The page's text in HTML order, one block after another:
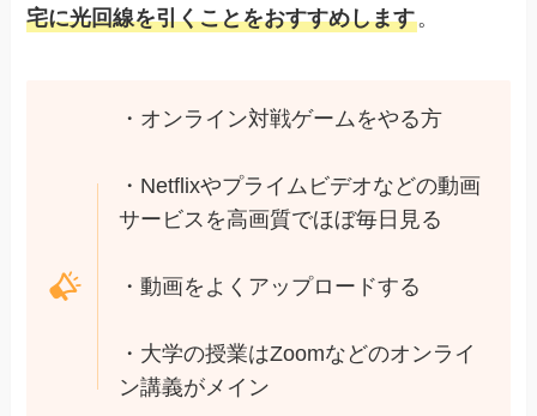
宅に光回線を引くことをおすすめします。
・オンライン対戦ゲームをやる方
・Netflixやプライムビデオなどの動画
サービスを高画質でほぼ毎日見る
・動画をよくアップロードする
・大学の授業はZoomなどのオンライ
ン講義がメイン